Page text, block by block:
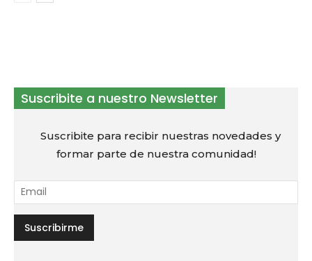
Suscribite a nuestro Newsletter
Suscribite para recibir nuestras novedades y
formar parte de nuestra comunidad!